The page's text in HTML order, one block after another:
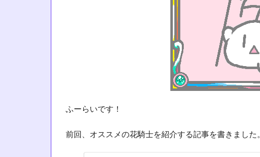
ふーらいです！
前回、オススメの花騎士を紹介する記事を書きました。